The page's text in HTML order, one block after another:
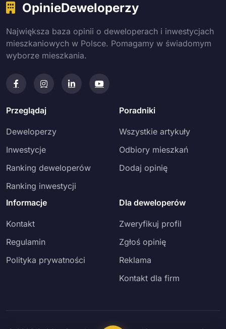
OpinieDeweloperzy
Największa baza opinii o deweloperach i inwestycjach
mieszkaniowych w Polsce. Pomagamy w świadomym
wyborze mieszkania.
Przeglądaj
Deweloperzy
Inwestycje
Ranking deweloperów
Ranking inwestycji
Poradniki
Wszystkie artykuły
Odbiory mieszkań
Dodaj opinię
Informacje
Kontakt
Regulamin
Polityka prywatności
Dla deweloperów
Zweryfikuj profil
Zgłoś opinię
Reklama
Kontakt dla firm